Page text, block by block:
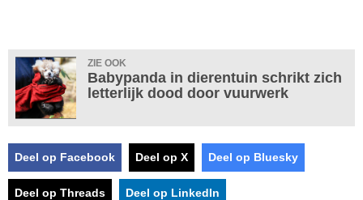
ZIE OOK
Babypanda in dierentuin schrikt zich
letterlijk dood door vuurwerk
Deel op Facebook Deel op X Deel op Bluesky
Deel op Threads Deel op LinkedIn